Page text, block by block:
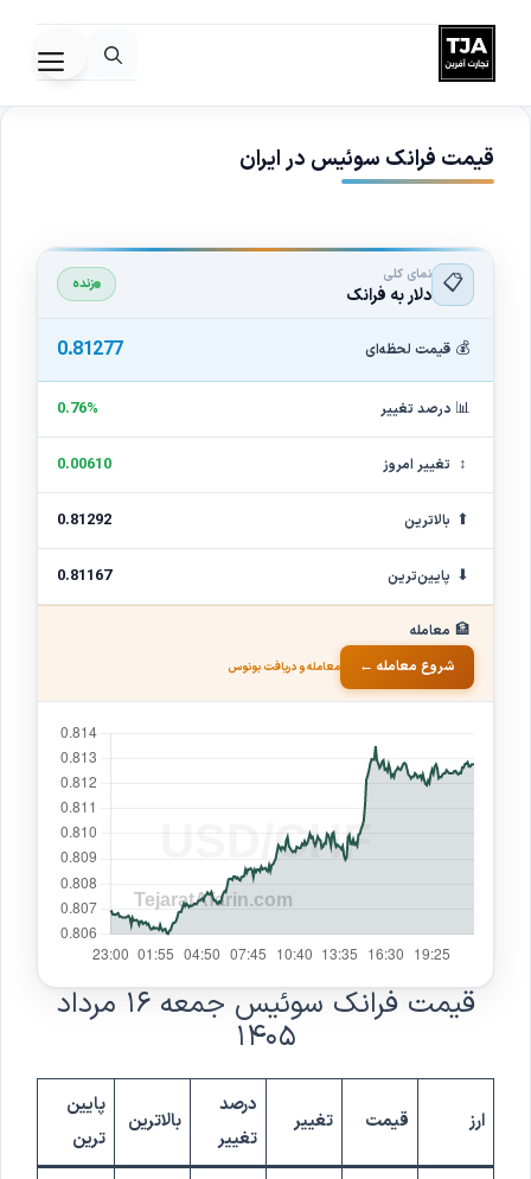
به
محتواقیمت فرانک سوئیس در ایران
📋 نمای کلی
دلار به فرانک زنده
💰 قیمت لحظه‌ای 0.81277
📊 درصد تغییر 0.76%
↕ تغییر امروز 0.00610
⬆ بالاترین 0.81292
⬇ پایین‌ترین 0.81167
🏦 معامله
شروع معامله ←
معامله و دریافت بونوس
قیمت فرانک سوئیس جمعه ۱۶ مرداد
۱۴۰۵
ارز قیمت تغییر
درصد
تغییر
بالاترین
پایین
ترین